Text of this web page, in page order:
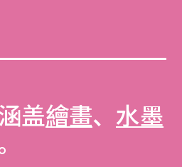
盖繪畫、 水墨